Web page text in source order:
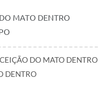
MATO DENTRO
DO MATO DENTRO
DENTRO